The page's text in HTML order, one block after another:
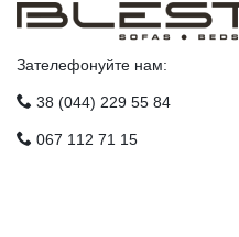
Зателефонуйте нам:
38 (044) 229 55 84
067 112 71 15